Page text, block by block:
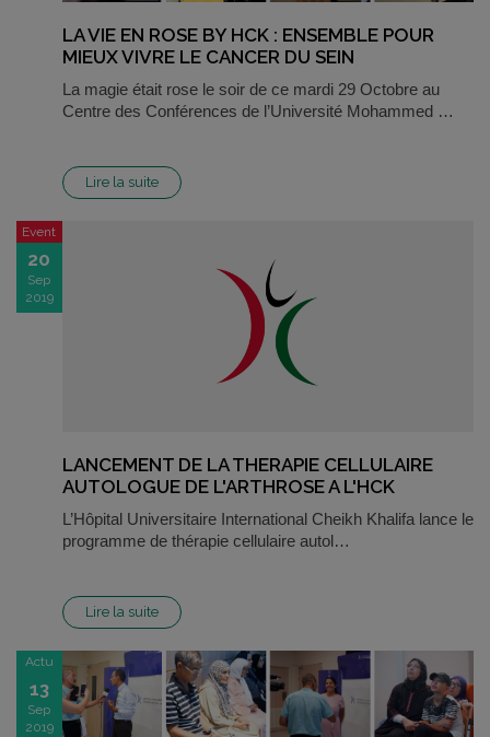
LA VIE EN ROSE BY HCK : ENSEMBLE POUR
MIEUX VIVRE LE CANCER DU SEIN
La magie était rose le soir de ce mardi 29 Octobre au
Centre des Conférences de l’Université Mohammed …
Lire la suite
Event
20
Sep
2019
LANCEMENT DE LA THERAPIE CELLULAIRE
AUTOLOGUE DE L'ARTHROSE A L'HCK
L’Hôpital Universitaire International Cheikh Khalifa lance le
programme de thérapie cellulaire autol…
Lire la suite
Actu
13
Sep
2019